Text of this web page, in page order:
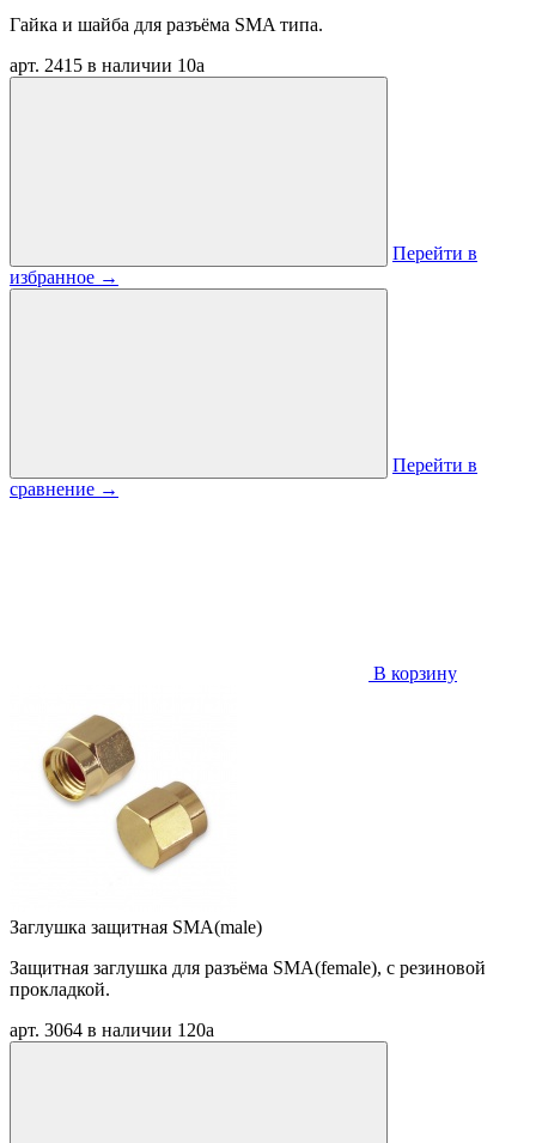
Гайка и шайба для разъёма SMA типа.
арт. 2415 в наличии 10a
Перейти в
избранное →
Перейти в
сравнение →
В корзину
Заглушка защитная SMA(male)
Защитная заглушка для разъёма SMA(female), с резиновой
прокладкой.
арт. 3064 в наличии 120a